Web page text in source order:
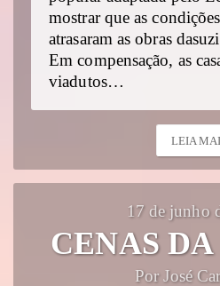
mostrar que as
atrasaram as obras
Em compensação, as
viadutos…
LEIA
17 de junho
CENAS
Por José